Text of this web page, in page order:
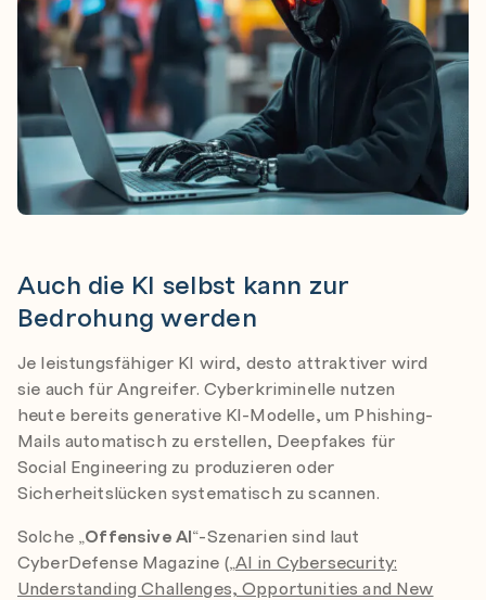
Auch die KI selbst kann zur
Bedrohung werden
Je leistungsfähiger KI wird, desto attraktiver wird
sie auch für Angreifer. Cyberkriminelle nutzen
heute bereits generative KI-Modelle, um Phishing-
Mails automatisch zu erstellen, Deepfakes für
Social Engineering zu produzieren oder
Sicherheitslücken systematisch zu scannen.
Solche „Offensive AI“-Szenarien sind laut
CyberDefense Magazine („AI in Cybersecurity:
Understanding Challenges, Opportunities and New